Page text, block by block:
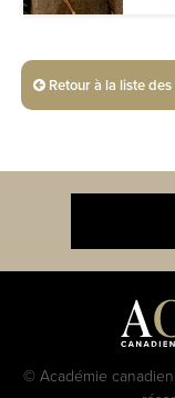
Retour à la liste
© Académie